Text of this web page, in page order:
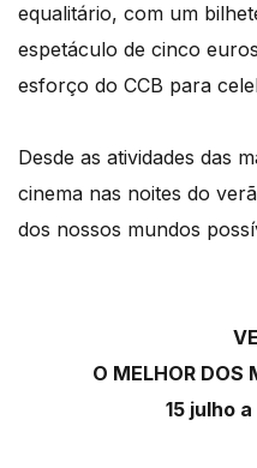
equalitário, com um
espetáculo de cinco
esforço do CCB para
Desde as atividades das
cinema nas noites do
dos nossos mundos
O MELHOR DOS
15 julho